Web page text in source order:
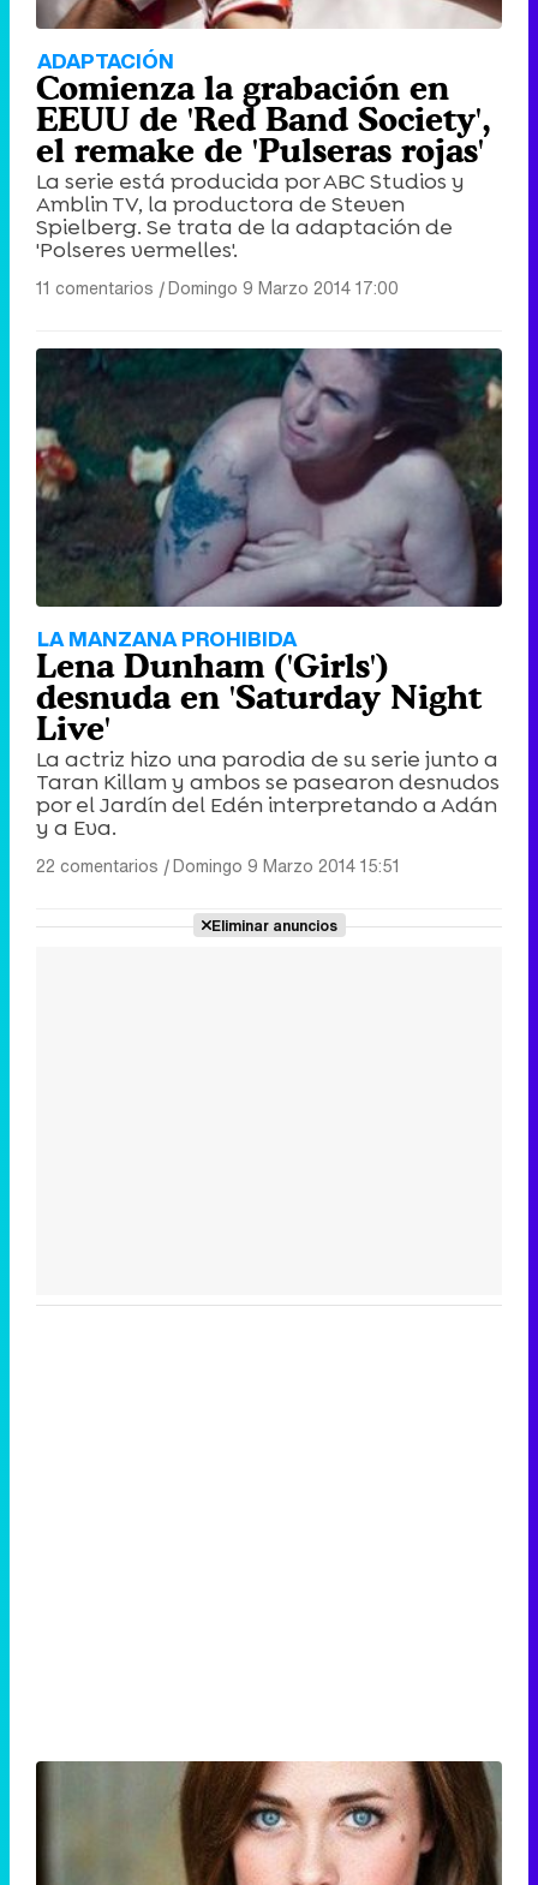
ADAPTACIÓN
Comienza la grabación en
EEUU de 'Red Band Society',
el remake de 'Pulseras rojas'
La serie está producida por ABC Studios y
Amblin TV, la productora de Steven
Spielberg. Se trata de la adaptación de
'Polseres vermelles'.
11 comentarios |Domingo 9 Marzo 2014 17:00
LA MANZANA PROHIBIDA
Lena Dunham ('Girls')
desnuda en 'Saturday Night
Live'
La actriz hizo una parodia de su serie junto a
Taran Killam y ambos se pasearon desnudos
por el Jardín del Edén interpretando a Adán
y a Eva.
22 comentarios |Domingo 9 Marzo 2014 15:51
Eliminar anuncios